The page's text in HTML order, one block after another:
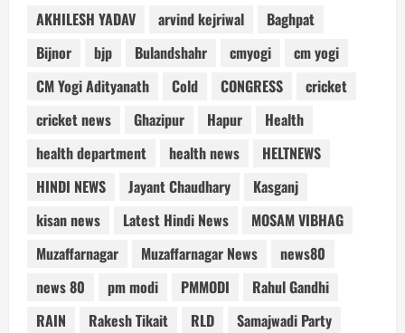
AKHILESH YADAV arvind kejriwal
Baghpat
Bijnor
bjp Bulandshahr cmyogi
cm yogi
CM Yogi Adityanath
Cold CONGRESS
cricket
cricket news
Ghazipur Hapur
Health
health department
health news
HELTNEWS
HINDI NEWS
Jayant Chaudhary
Kasganj
kisan news
Latest Hindi News
MOSAM VIBHAG
Muzaffarnagar
Muzaffarnagar News
news80
news 80
pm modi PMMODI
Rahul Gandhi
RAIN
Rakesh Tikait RLD
Samajwadi Party